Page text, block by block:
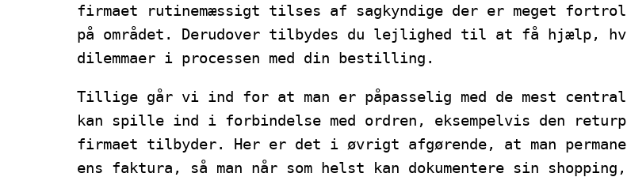
firmaet rutinemæssigt tilses af sagkyndige der er meget
på området. Derudover tilbydes du lejlighed til at få hjælp,
dilemmaer i processen med din bestilling.
Tillige går vi ind for at man er påpasselig med de mest
kan spille ind i forbindelse med ordren, eksempelvis den
firmaet tilbyder. Her er det i øvrigt afgørende, at man
ens faktura, så man når som helst kan dokumentere sin shopping,